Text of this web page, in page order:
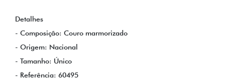
Detalhes
- Composição: Couro marmorizado
- Origem: Nacional
- Tamanho: Único
- Referência: 60495